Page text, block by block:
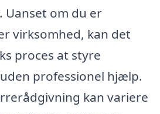
om du er
virksomhed, kan det
proces at styre
professionel hjælp.
kan variere